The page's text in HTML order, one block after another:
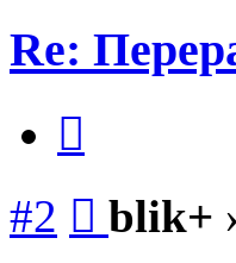
Re:
#2 blik+